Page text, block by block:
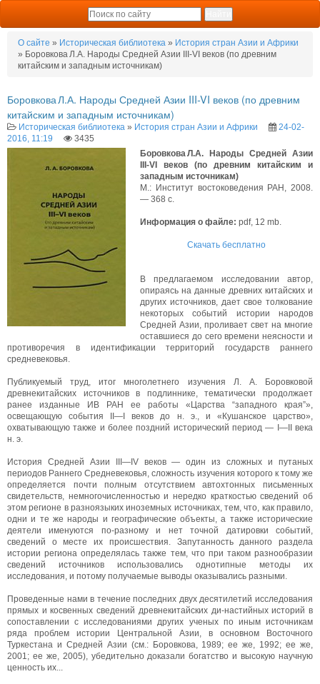
О сайте » Историческая библиотека » История стран Азии и Африки
» Боровкова Л.А. Народы Средней Азии III-VI веков (по древним
китайским и западным источникам)
Боровкова Л.А. Народы Средней Азии III-VI веков (по древним
китайским и западным источникам)
Историческая библиотека » История стран Азии и Африки
24-02-
2016, 11:19
3435
Боровкова Л.А. Народы Средней Азии
III-VI веков (по древним китайским и
западным источникам)
М.: Институт востоковедения РАН, 2008.
— 368 с.
Информация о файле: pdf, 12 mb.
Скачать бесплатно
В предлагаемом исследовании автор,
опираясь на данные древних китайских и
других источников, дает свое толкование
некоторых событий истории народов
Средней Азии, проливает свет на многие
оставшиеся до сего времени неясности и
противоречия в идентификации территорий государств раннего
средневековья.
Публикуемый труд, итог многолетнего изучения Л. А. Боровковой
древнекитайских источников в подлиннике, тематически продолжает
ранее изданные ИВ РАН ее работы «Царства “западного края”»,
освещающую события II—I веков до н. э., и «Кушанское царство»,
охватывающую также и более поздний исторический период — I—II века
н. э.
История Средней Азии III—IV веков — один из сложных и путаных
периодов Раннего Средневековья, сложность изучения которого к тому же
определяется почти полным отсутствием автохтонных письменных
свидетельств, немногочисленностью и нередко краткостью сведений об
этом регионе в разноязыких иноземных источниках, тем, что, как правило,
одни и те же народы и географические объекты, а также исторические
деятели именуются по-разному и нет точной датировки событий,
сведений о месте их происшествия. Запутанность данного раздела
истории региона определялась также тем, что при таком разнообразии
сведений источников использовались однотипные методы их
исследования, и потому получаемые выводы оказывались разными.
Проведенные нами в течение последних двух десятилетий исследования
прямых и косвенных сведений древнекитайских ди-настийных историй в
сопоставлении с исследованиями других ученых по иным источникам
ряда проблем истории Центральной Азии, в основном Восточного
Туркестана и Средней Азии (см.: Боровкова, 1989; ее же, 1992; ее же,
2001; ее же, 2005), убедительно доказали богатство и высокую научную
ценность их...